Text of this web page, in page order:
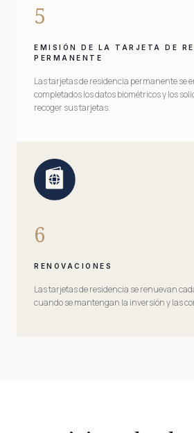
5
EMISIÓN DE LA TARJETA DE
PERMANENTE
Las tarjetas de residencia permanente se
completados los datos biométricos y los
recoger sus tarjetas.
6
RENOVACIONES
Las tarjetas de residencia se renuevan
cuando se mantengan la inversión y las